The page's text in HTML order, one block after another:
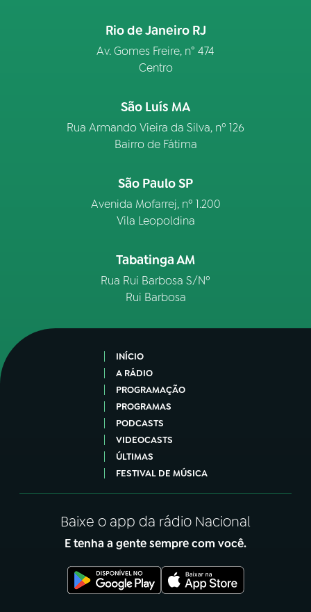
Rio de Janeiro RJ
Av. Gomes Freire, n° 474
Centro
São Luís MA
Rua Armando Vieira da Silva, nº 126
Bairro de Fátima
São Paulo SP
Avenida Mofarrej, nº 1.200
Vila Leopoldina
Tabatinga AM
Rua Rui Barbosa S/Nº
Rui Barbosa
INÍCIO
A RÁDIO
PROGRAMAÇÃO
PROGRAMAS
PODCASTS
VIDEOCASTS
ÚLTIMAS
FESTIVAL DE MÚSICA
Baixe o app da rádio Nacional
E tenha a gente sempre com você.